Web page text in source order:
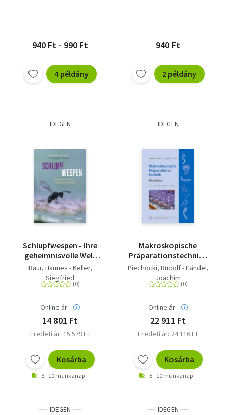
940 Ft - 990 Ft
4 példány
940 Ft
2 példány
IDEGEN
Schlupfwespen - Ihre
geheimnisvolle Welt
beobachten und
verstehen
Baur, Hannes - Keller,
Siegfried
Online ár:
14 801 Ft
Eredeti ár: 15 579 Ft
Kosárba
5 - 10 munkanap
IDEGEN
Makroskopische
Präparationstechnik -
Wirbellose. Leitfaden
für das Sammeln,
Präparieren und
Piechocki, Rudolf - Händel,
Joachim
Online ár:
22 911 Ft
Eredeti ár: 24 116 Ft
Kosárba
5 - 10 munkanap
IDEGEN IDEGEN